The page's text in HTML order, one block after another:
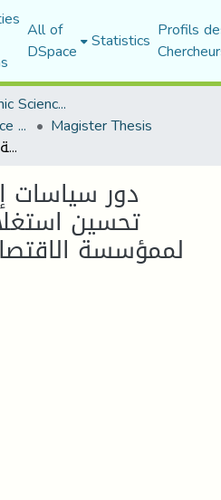
All of
DSpace Statistics Profils
Faculty of Economic Sciences, Commerce and Management Sciences
Department of Commerce Science Magister Thesis
دور سياسات إدارة السيولة في تحسين استغلال الموارد المالية لممؤسسة الاقتصادية د ا رسة حالة
دور سياسات
تحسين
لممؤسسة